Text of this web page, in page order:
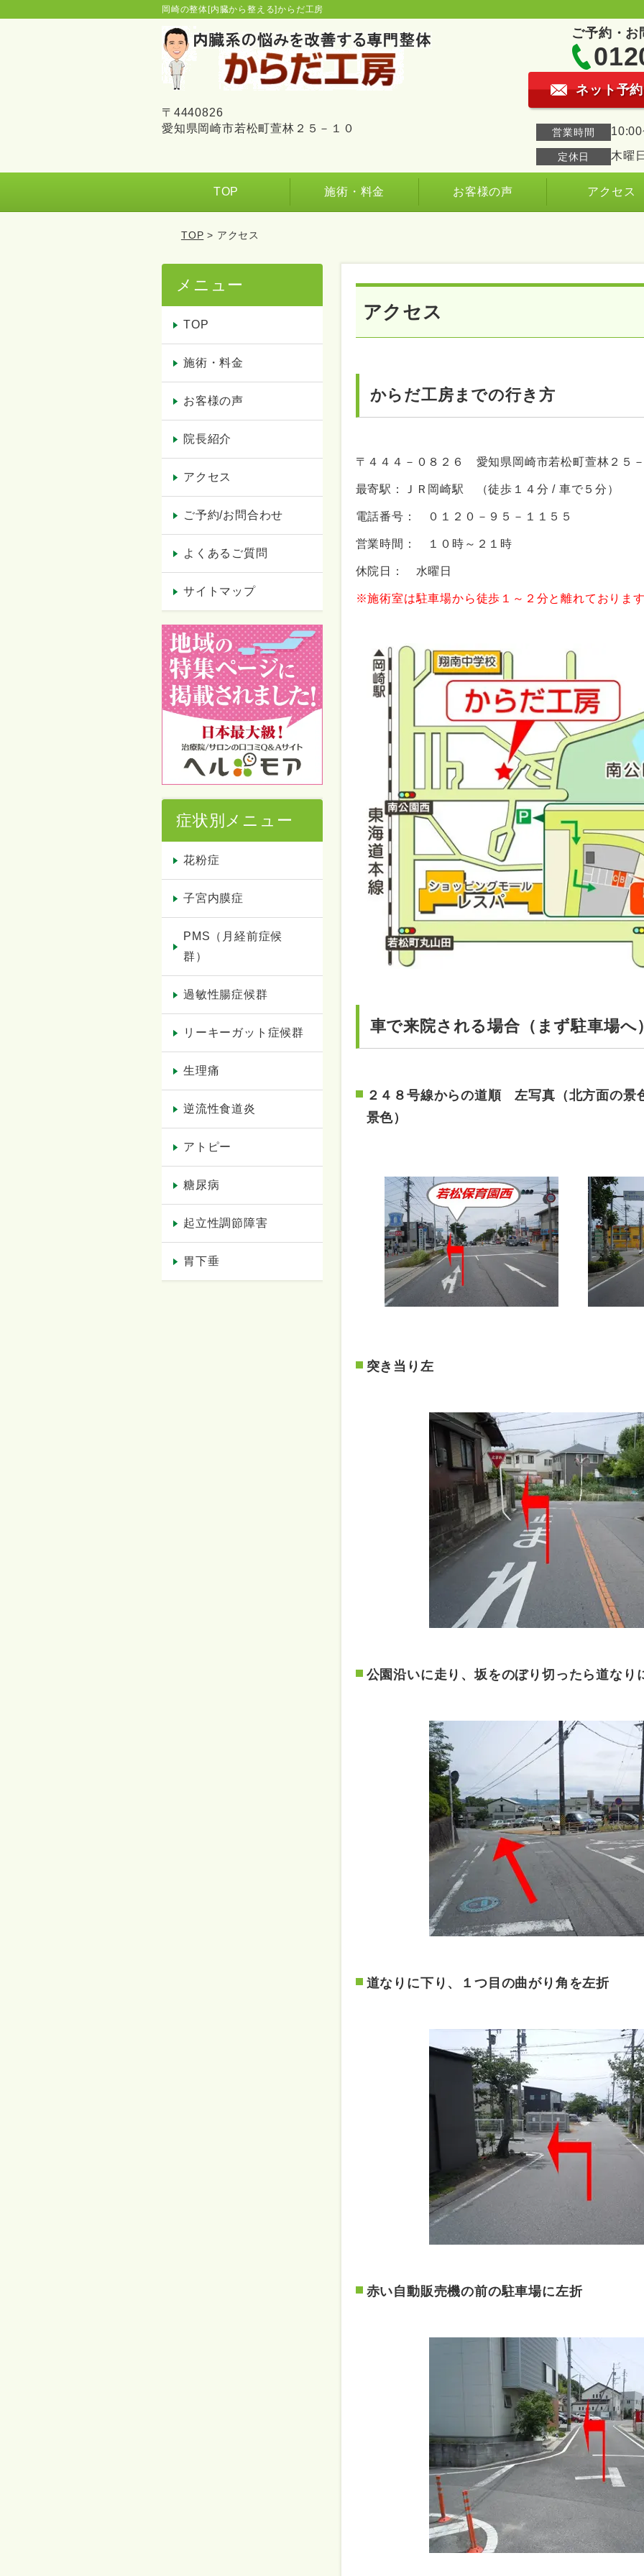
岡崎の整体[内臓から整える]からだ工房
〒4440826
愛知県岡崎市若松町萱林２５－１０
ご予約・お
ネット予約
営業時間
定休日 木曜
TOP 施術・料金 お客様の声 アクセス
TOP > アクセス
アクセス
からだ工房までの行き方
〒４４４－０８２６ 愛知県岡崎市若松町萱林２５
最寄駅：ＪＲ岡崎駅 （徒歩１４分 / 車で５分）
電話番号： ０１２０－９５－１１５５
営業時間： １０時～２１時
休院日： 水曜日
※施術室は駐車場から徒歩１～２分と離れておりま
車で来院される場合（まず駐車場へ
２４８号線からの道順 左写真（北方面の
景色）
突き当り左
公園沿いに走り、坂をのぼり切ったら道なり
道なりに下り、１つ目の曲がり角を左折
赤い自動販売機の前の駐車場に左折
メニュー
TOP
施術・料金
お客様の声
院長紹介
アクセス
ご予約/お問合わせ
よくあるご質問
サイトマップ
症状別メニュー
花粉症
子宮内膜症
PMS（月経前症候
群）
過敏性腸症候群
リーキーガット症候群
生理痛
逆流性食道炎
アトピー
糖尿病
起立性調節障害
胃下垂